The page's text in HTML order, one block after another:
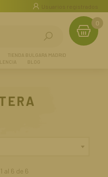
0
Usuarios registrados
TIENDA BULGARA MADRID
BLOG
1 al 6 de 6